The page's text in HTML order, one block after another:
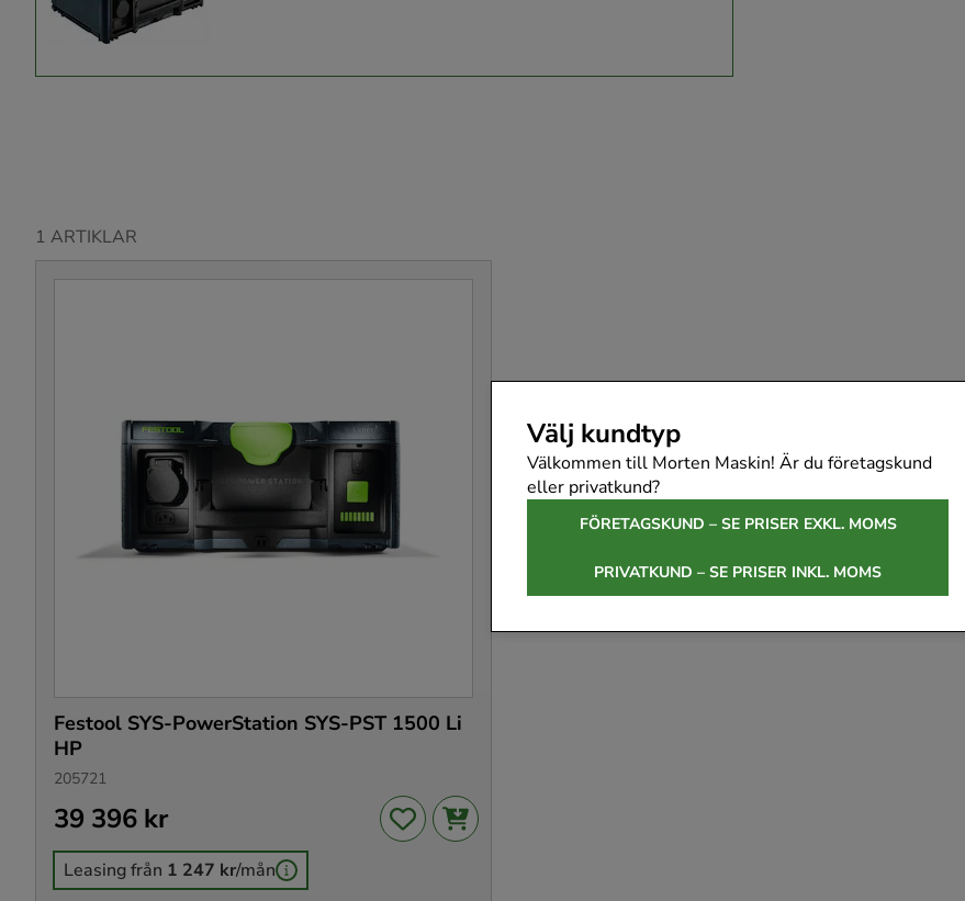
Välj kundtyp
Välkommen till Morten Maskin! Är du företagskund
eller privatkund?
FÖRETAGSKUND – SE PRISER EXKL. MOMS
PRIVATKUND – SE PRISER INKL. MOMS
1 ARTIKLAR
Festool SYS-PowerStation SYS-PST 1500 Li
HP
205721
Pris :39 396 kr
39 396 kr
Leasing från 1 247 kr/mån